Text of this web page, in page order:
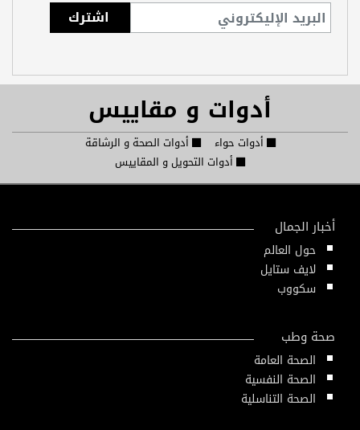
أدوات و مقاييس
أدوات حواء
أدوات الصحة و الرشاقة
أدوات التحويل و المقاييس
أخبار الجمال
حول العالم
لايف ستايل
سكووب
صحة وطب
الصحة العامة
الصحة النفسية
الصحة التناسلية